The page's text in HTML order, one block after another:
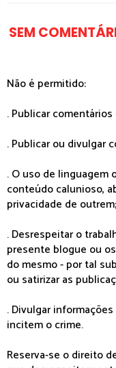
SEM
Não é permitido:
. Publicar
. Publicar ou divulgar
. O uso de linguagem
conteúdo calunioso,
privacidade de outrem;
. Desrespeitar o
presente blogue ou
do mesmo - por tal
ou satirizar as
. Divulgar
incitem o crime.
Reserva-se o direito